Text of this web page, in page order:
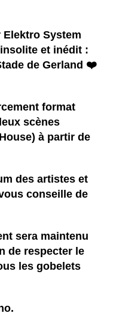
Elektro System
et inédit :
de Gerland ❤️
format
scènes
à partir de
des artistes et
conseille de
sera maintenu
de respecter le
les gobelets